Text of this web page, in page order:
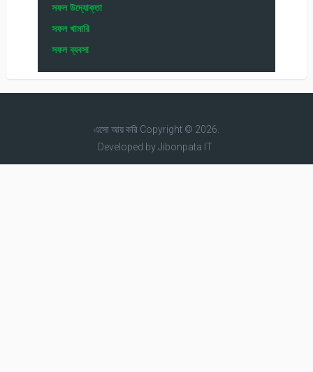
সফল উদ্যোক্তা
সফল খামারি
সফল ব্যবসা
এসো আয় করিCopyright © 2026.
Developed byJibonpata IT